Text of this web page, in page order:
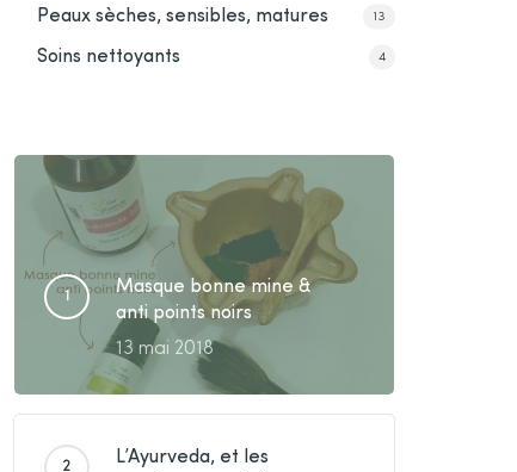
Peaux sèches, sensibles, matures 13
Soins nettoyants 4
Masque bonne mine &
anti points noirs
13 mai 2018
L’Ayurveda, et les